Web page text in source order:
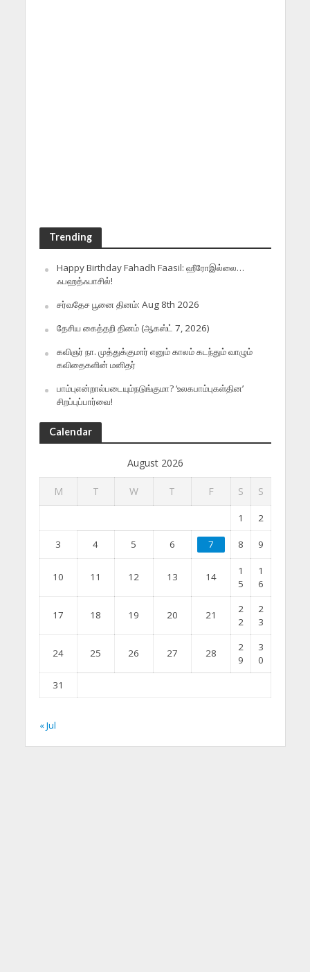
Trending
Happy Birthday Fahadh Faasil: ஹீரோஇல்லை…
ஃபஹத்ஃபாசில்!
சர்வதேச பூனை தினம்: Aug 8th 2026
தேசிய கைத்தறி தினம் (ஆகஸ்ட் 7, 2026)
கவிஞர் நா. முத்துக்குமார் எனும் காலம் கடந்தும் வாழும்
கவிதைகளின் மனிதர்
பாம்புஎன்றால்படையும்நடுங்குமா? ‘உலகபாம்புகள்தின’
சிறப்புப்பார்வை!
Calendar
August 2026
M T W T F S S
1 2
3 4 5 6 7 8 9
10 11 12 13 14
1
5
1
6
17 18 19 20 21
2
2
2
3
24 25 26 27 28
2
9
3
0
31
« Jul